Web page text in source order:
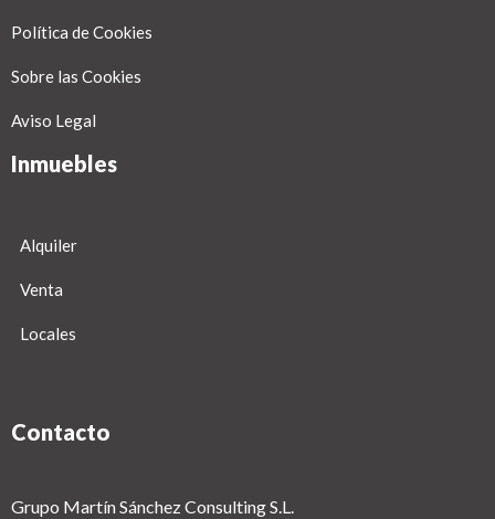
Política de Cookies
Sobre las Cookies
Aviso Legal
Inmuebles
Alquiler
Venta
Locales
Contacto
Grupo Martín Sánchez Consulting S.L.